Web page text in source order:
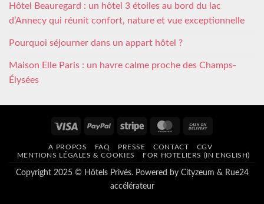
Hôtel Beauregard : un hôtel 3 étoiles au bord du lac
d’Annecy qui réunit confort, nature et vue exceptionnelle
Pourquoi séjourner dans un appart hôtel ?
Maison Elle Paris : un havre calme proche des Champs-
Élysées
Visa PayPal Stripe MasterCard
Delivery
A PROPOS FAQ PRESSE CONTACT
CGV
MENTIONS LÉGALES & COOKIES
FOR HOTELIERS (IN ENGLISH)
Copyright 2025 © Hôtels Privés. Powered by Cityzeum & Rue24
accélérateur